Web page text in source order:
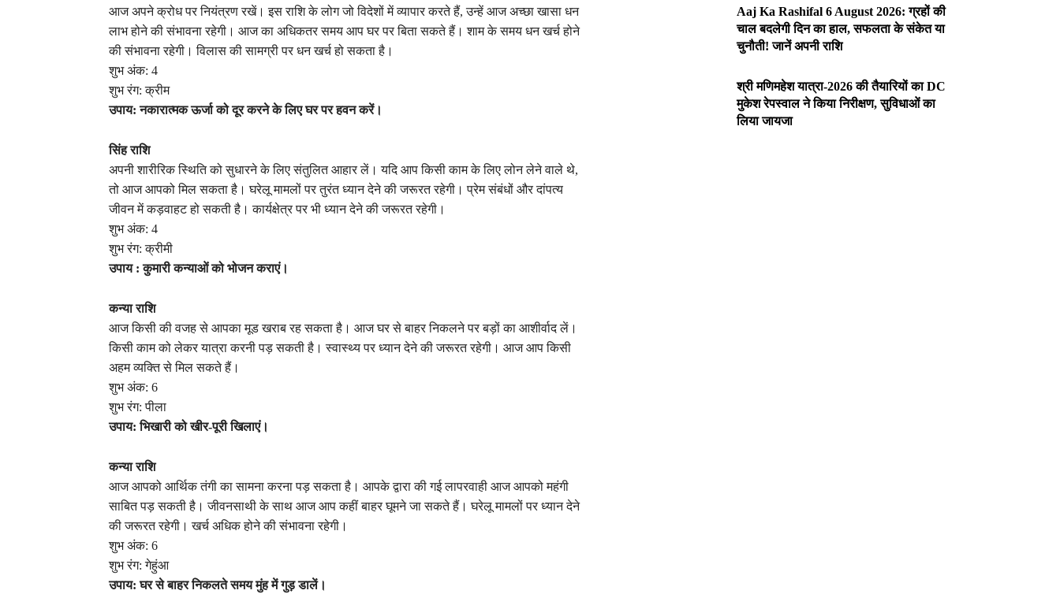
आज अपने क्रोध पर नियंत्रण रखें। इस राशि के लोग जो विदेशों में व्यापार करते हैं, उन्हें आज अच्छा खासा धन
लाभ होने की संभावना रहेगी। आज का अधिकतर समय आप घर पर बिता सकते हैं। शाम के समय धन खर्च होने
की संभावना रहेगी। विलास की सामग्री पर धन खर्च हो सकता है।
शुभ अंक: 4
शुभ रंग: क्रीम
उपाय: नकारात्मक ऊर्जा को दूर करने के लिए घर पर हवन करें।
सिंह राशि
अपनी शारीरिक स्थिति को सुधारने के लिए संतुलित आहार लें। यदि आप किसी काम के लिए लोन लेने वाले थे,
तो आज आपको मिल सकता है। घरेलू मामलों पर तुरंत ध्यान देने की जरूरत रहेगी। प्रेम संबंधों और दांपत्य
जीवन में कड़वाहट हो सकती है। कार्यक्षेत्र पर भी ध्यान देने की जरूरत रहेगी।
शुभ अंक: 4
शुभ रंग: क्रीमी
उपाय : कुमारी कन्याओं को भोजन कराएं।
कन्या राशि
आज किसी की वजह से आपका मूड खराब रह सकता है। आज घर से बाहर निकलने पर बड़ों का आशीर्वाद लें।
किसी काम को लेकर यात्रा करनी पड़ सकती है। स्वास्थ्य पर ध्यान देने की जरूरत रहेगी। आज आप किसी
अहम व्यक्ति से मिल सकते हैं।
शुभ अंक: 6
शुभ रंग: पीला
उपाय: भिखारी को खीर-पूरी खिलाएं।
कन्या राशि
आज आपको आर्थिक तंगी का सामना करना पड़ सकता है। आपके द्वारा की गई लापरवाही आज आपको महंगी
साबित पड़ सकती है। जीवनसाथी के साथ आज आप कहीं बाहर घूमने जा सकते हैं। घरेलू मामलों पर ध्यान देने
की जरूरत रहेगी। खर्च अधिक होने की संभावना रहेगी।
शुभ अंक: 6
शुभ रंग: गेहुंआ
उपाय: घर से बाहर निकलते समय मुंह में गुड़ डालें।
Aaj Ka Rashifal 6 August 2026: ग्रहों की
चाल बदलेगी दिन का हाल, सफलता के संकेत या
चुनौती! जानें अपनी राशि
श्री मणिमहेश यात्रा-2026 की तैयारियों का DC
मुकेश रेपस्वाल ने किया निरीक्षण, सुविधाओं का
लिया जायजा